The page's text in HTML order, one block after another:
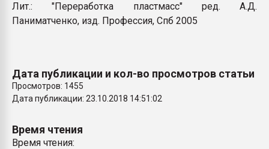
Лит.: "Переработка пластмасс" ред. А.Д.
Паниматченко, изд. Профессия, Спб 2005
Дата публикации и кол-во просмотров статьи
Просмотров: 1455
Дата публикации: 23.10.2018 14:51:02
Время чтения
Время чтения: